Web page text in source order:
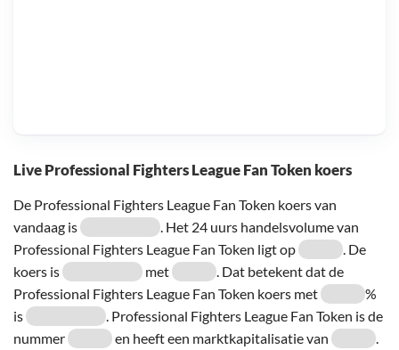
Live Professional Fighters League Fan Token koers
De Professional Fighters League Fan Token koers van
vandaag is
. Het 24 uurs handelsvolume van
Professional Fighters League Fan Token ligt op
. De
koers is
met
. Dat betekent dat de
Professional Fighters League Fan Token koers met
%
is
. Professional Fighters League Fan Token is de
nummer
en heeft een marktkapitalisatie van
.